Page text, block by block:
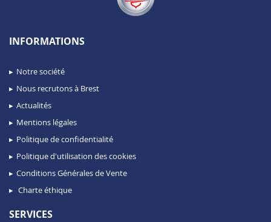
INFORMATIONS
Notre société
Nous recrutons à Brest
Actualités
Mentions légales
Politique de confidentialité
Politique d'utilisation des cookies
Conditions Générales de Vente
Charte éthique
SERVICES